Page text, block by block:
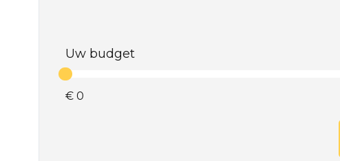
Uw budget
€ 0